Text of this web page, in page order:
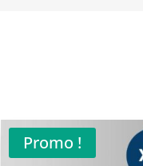
Promo !